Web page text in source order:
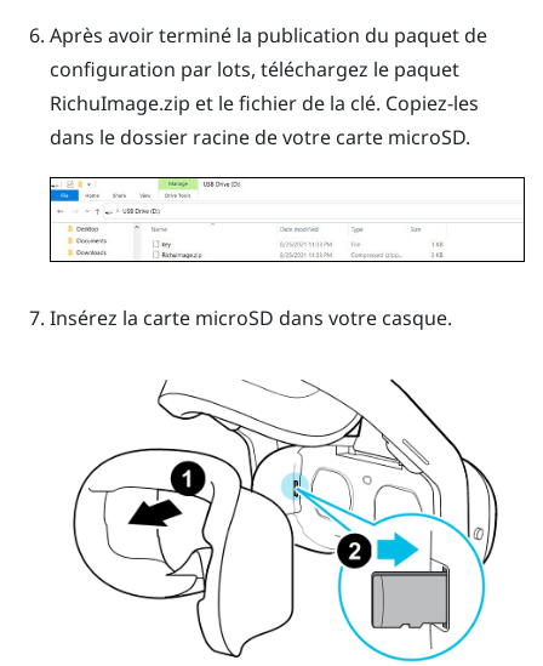
Après avoir terminé la publication du paquet de
configuration par lots, téléchargez le paquet
RichuImage.zip et le fichier de la clé. Copiez-les
dans le dossier racine de votre carte microSD.
Insérez la carte microSD dans votre casque.